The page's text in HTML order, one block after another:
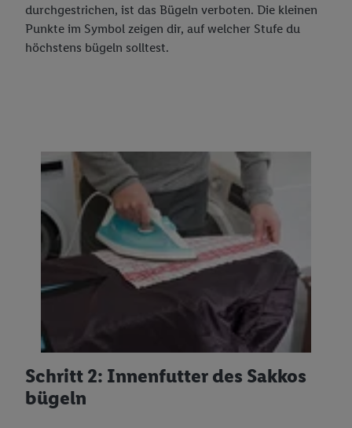
durchgestrichen, ist das Bügeln verboten. Die kleinen
Punkte im Symbol zeigen dir, auf welcher Stufe du
höchstens bügeln solltest.
Schritt 2: Innenfutter des Sakkos
bügeln